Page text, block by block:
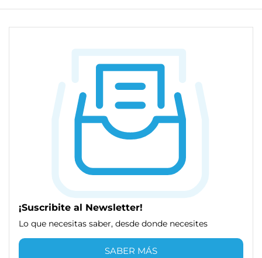
¡Suscribite al Newsletter!
Lo que necesitas saber, desde donde necesites
SABER MÁS